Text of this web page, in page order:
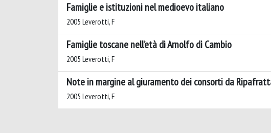
Famiglie e istituzioni nel medioevo italiano
2005 Leverotti, F
Famiglie toscane nell’età di Arnolfo di Cambio
2005 Leverotti, F
Note in margine al giuramento dei consorti da
2005 Leverotti, F